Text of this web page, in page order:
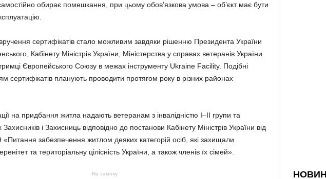
обирає помешкання, при цьому обов’язкова умова – об’єкт має бути
сертифікатів стало можливим завдяки рішенню Президента України
Кабінету Міністрів України, Міністерства у справах ветеранів України
Європейського Союзу в межах інструменту Ukraine Facility. Подібні
сертифікатів планують проводити протягом року в різних районах
на придбання житла надають ветеранам з інвалідністю І–ІІ групи та
і Захисниць відповідно до постанови Кабінету Міністрів України від
забезпечення житлом деяких категорій осіб, які захищали
та територіальну цілісність України, а також членів їх сімей».
На замітку